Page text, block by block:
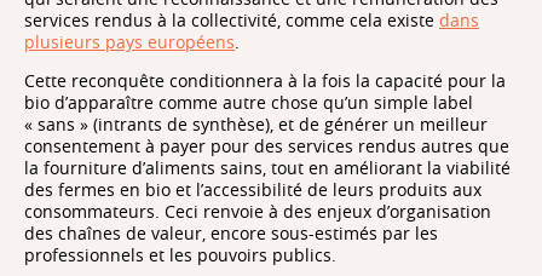
services rendus à la collectivité, comme cela existe dans
plusieurs pays européens.
Cette reconquête conditionnera à la fois la capacité pour la
bio d’apparaître comme autre chose qu’un simple label
« sans » (intrants de synthèse), et de générer un meilleur
consentement à payer pour des services rendus autres que
la fourniture d’aliments sains, tout en améliorant la viabilité
des fermes en bio et l’accessibilité de leurs produits aux
consommateurs. Ceci renvoie à des enjeux d’organisation
des chaînes de valeur, encore sous-estimés par les
professionnels et les pouvoirs publics.